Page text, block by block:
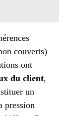
couverts)
ont
du client,
un
pression